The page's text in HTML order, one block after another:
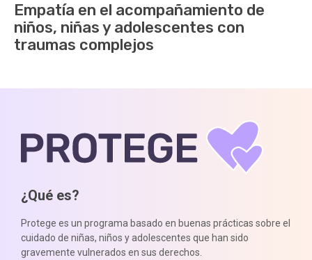
Empatía en el acompañamiento de
niños, niñas y adolescentes con
traumas complejos
¿Qué es?
Protege es un programa basado en buenas prácticas sobre el
cuidado de niñas, niños y adolescentes que han sido
gravemente vulnerados en sus derechos.